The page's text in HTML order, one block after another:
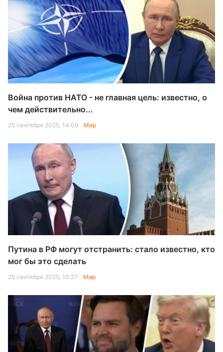
Война против НАТО - не главная цель: известно, о
чем действительно...
25 сентября 2025, 14:09 Мир
Путина в РФ могут отстранить: стало известно, кто
мог бы это сделать
25 сентября 2025, 10:27 Мир